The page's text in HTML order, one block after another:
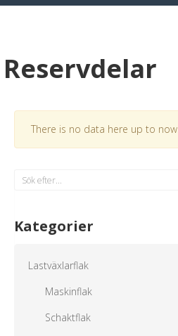
Reservdelar
There is no data here up to now
Kategorier
Lastväxlarflak
Maskinflak
Schaktflak